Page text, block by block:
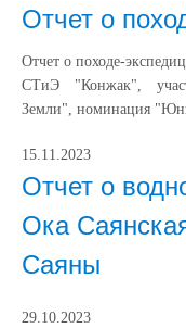
Отчет о
Отчет о походе-
СТиЭ "Конжак",
Земли", номинация
15.11.2023
Отчет о
Ока
Саяны
29.10.2023